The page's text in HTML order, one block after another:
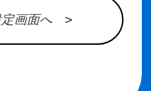
定画面へ >